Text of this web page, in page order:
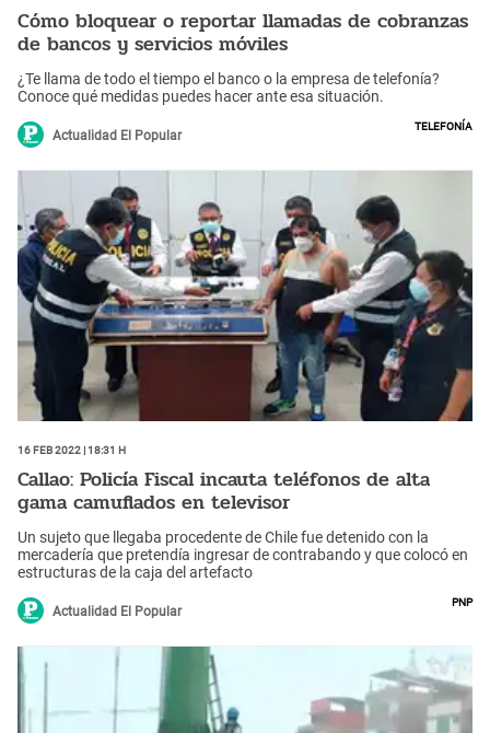
Cómo bloquear o reportar llamadas de cobranzas
de bancos y servicios móviles
¿Te llama de todo el tiempo el banco o la empresa de telefonía?
Conoce qué medidas puedes hacer ante esa situación.
Actualidad El Popular
Telefonía
16 Feb 2022 | 18:31 h
Callao: Policía Fiscal incauta teléfonos de alta
gama camuflados en televisor
Un sujeto que llegaba procedente de Chile fue detenido con la
mercadería que pretendía ingresar de contrabando y que colocó en
estructuras de la caja del artefacto
Actualidad El Popular
PNP